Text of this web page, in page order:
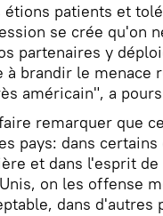
étions patients et
se crée qu'on
partenaires y
à brandir le menace
américain", a
remarquer que
pays: dans
et dans l'esprit
on les offense
dans